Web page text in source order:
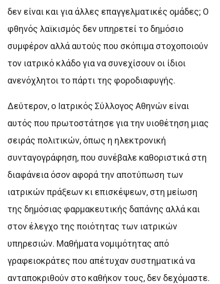
δεν είναι και για άλλες επαγγελματικές ομάδες; Ο
φθηνός λαϊκισμός δεν υπηρετεί το δημόσιο
συμφέρον αλλά αυτούς που σκόπιμα στοχοποιούν
τον ιατρικό κλάδο για να συνεχίσουν οι ίδιοι
ανενόχλητοι το πάρτι της φοροδιαφυγής.
Δεύτερον, ο Ιατρικός Σύλλογος Αθηνών είναι
αυτός που πρωτοστάτησε για την υιοθέτηση μιας
σειράς πολιτικών, όπως η ηλεκτρονική
συνταγογράφηση, που συνέβαλε καθοριστικά στη
διαφάνεια όσον αφορά την αποτύπωση των
ιατρικών πράξεων κι επισκέψεων, στη μείωση
της δημόσιας φαρμακευτικής δαπάνης αλλά και
στον έλεγχο της ποιότητας των ιατρικών
υπηρεσιών. Μαθήματα νομιμότητας από
γραφειοκράτες που απέτυχαν συστηματικά να
ανταποκριθούν στο καθήκον τους, δεν δεχόμαστε.